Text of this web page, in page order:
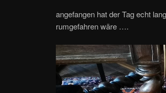
angefangen hat der Tag echt
rumgefahren wäre ….
Video-
Player